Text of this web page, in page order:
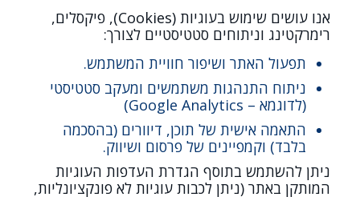
אנו עושים שימוש בעוגיות (Cookies), פיקסלים,
רימרקטינג וניתוחים סטטיסטיים לצורך:
תפעול האתר ושיפור חוויית המשתמש.
ניתוח התנהגות משתמשים ומעקב סטטיסטי
(לדוגמא – Google Analytics)
התאמה אישית של תוכן, דיוורים (בהסכמה
בלבד) וקמפיינים של פרסום ושיווק.
ניתן להשתמש בתוסף הגדרת העדפות העוגיות
המותקן באתר (ניתן לכבות עוגיות לא פונקציונליות,